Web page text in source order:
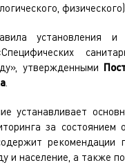
установления и
утвержденными
устанавливает
за
рекомендации
и население, а также